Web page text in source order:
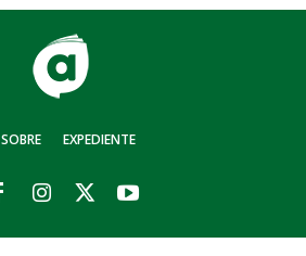
SOBRE EXPEDIENTE